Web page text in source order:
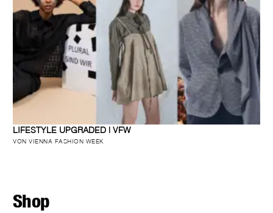
LIFESTYLE UPGRADED | VFW
VON VIENNA FASHION WEEK
Shop